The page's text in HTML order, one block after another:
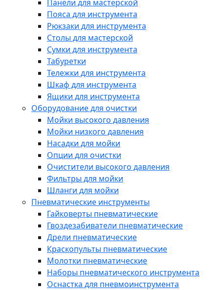
Панели для мастерской
Пояса для инструмента
Рюкзаки для инструмента
Столы для мастерской
Сумки для инструмента
Табуретки
Тележки для инструмента
Шкаф для инструмента
Ящики для инструмента
Оборудование для очистки
Мойки высокого давления
Мойки низкого давления
Насадки для мойки
Опции для очистки
Очистители высокого давления
Фильтры для мойки
Шланги для мойки
Пневматические инструменты
Гайковерты пневматические
Гвоздезабиватели пневматические
Дрели пневматические
Краскопульты пневматические
Молотки пневматические
Наборы пневматического инструмента
Оснастка для пневмоинструмента